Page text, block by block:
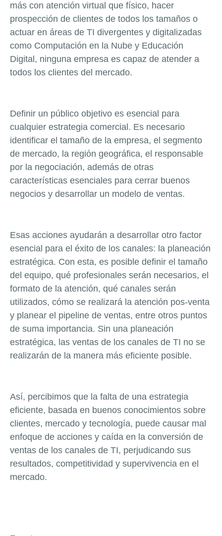
más con atención virtual que físico, hacer
prospección de clientes de todos los tamaños o
actuar en áreas de TI divergentes y digitalizadas
como Computación en la Nube y Educación
Digital, ninguna empresa es capaz de atender a
todos los clientes del mercado.
Definir un público objetivo es esencial para
cualquier estrategia comercial. Es necesario
identificar el tamaño de la empresa, el segmento
de mercado, la región geográfica, el responsable
por la negociación, además de otras
características esenciales para cerrar buenos
negocios y desarrollar un modelo de ventas.
Esas acciones ayudarán a desarrollar otro factor
esencial para el éxito de los canales: la planeación
estratégica. Con esta, es posible definir el tamaño
del equipo, qué profesionales serán necesarios, el
formato de la atención, qué canales serán
utilizados, cómo se realizará la atención pos-venta
y planear el pipeline de ventas, entre otros puntos
de suma importancia. Sin una planeación
estratégica, las ventas de los canales de TI no se
realizarán de la manera más eficiente posible.
Así, percibimos que la falta de una estrategia
eficiente, basada en buenos conocimientos sobre
clientes, mercado y tecnología, puede causar mal
enfoque de acciones y caída en la conversión de
ventas de los canales de TI, perjudicando sus
resultados, competitividad y supervivencia en el
mercado.